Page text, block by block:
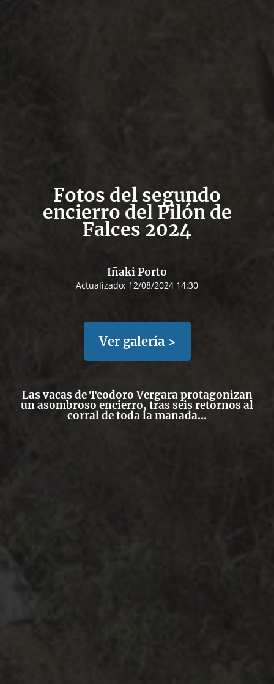
Fotos del segundo
encierro del Pilón de
Falces 2024
Iñaki Porto
Actualizado: 12/08/2024 14:30
Ver galería >
Las vacas de Teodoro Vergara protagonizan
un asombroso encierro, tras seis retornos al
corral de toda la manada...